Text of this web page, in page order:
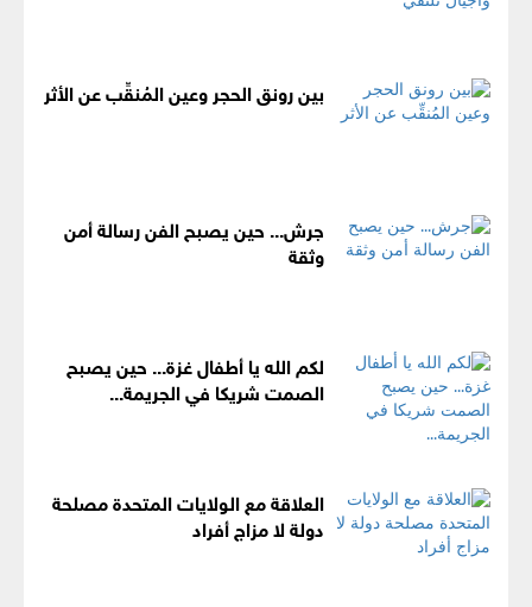
بين رونق الحجر وعين المُنقِّب عن الأثر
جرش... حين يصبح الفن رسالة أمن
وثقة
لكم الله يا أطفال غزة... حين يصبح
الصمت شريكا في الجريمة...
العلاقة مع الولايات المتحدة مصلحة
دولة لا مزاج أفراد